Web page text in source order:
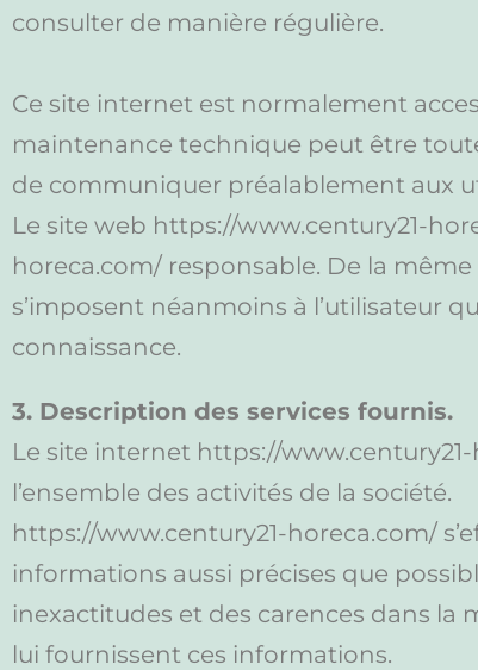
consulter de manière régulière.
Ce site internet est normalement
maintenance technique peut être
de communiquer préalablement aux
Le site web https://www.century21-
horeca.com/ responsable. De la
s’imposent néanmoins à l’utilisateur
connaissance.
3. Description des services fournis.
Le site internet https://
l’ensemble des activités de la société.
https://www.century21-horeca.com/
informations aussi précises que
inexactitudes et des carences dans la
lui fournissent ces informations.